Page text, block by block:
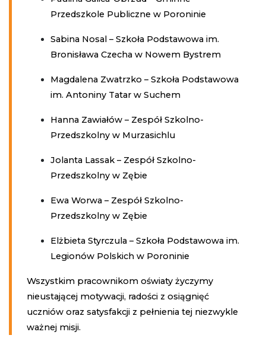
Przedszkole Publiczne w Poroninie
Sabina Nosal – Szkoła Podstawowa im.
Bronisława Czecha w Nowem Bystrem
Magdalena Zwatrzko – Szkoła Podstawowa
im. Antoniny Tatar w Suchem
Hanna Zawiałów – Zespół Szkolno-
Przedszkolny w Murzasichlu
Jolanta Lassak – Zespół Szkolno-
Przedszkolny w Zębie
Ewa Worwa – Zespół Szkolno-
Przedszkolny w Zębie
Elżbieta Styrczula – Szkoła Podstawowa im.
Legionów Polskich w Poroninie
Wszystkim pracownikom oświaty życzymy
nieustającej motywacji, radości z osiągnięć
uczniów oraz satysfakcji z pełnienia tej niezwykle
ważnej misji.